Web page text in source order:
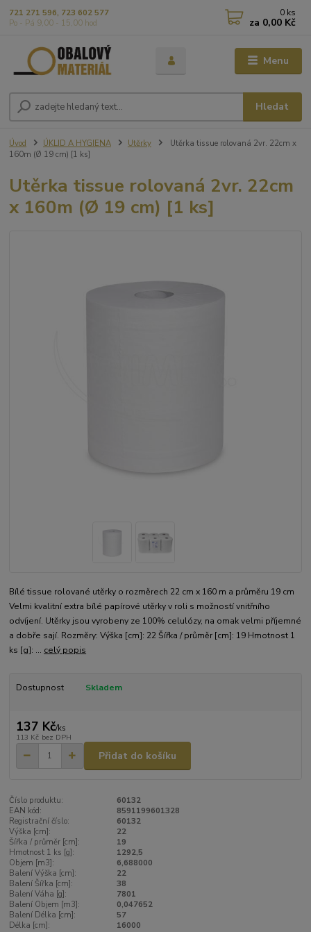
Menu
Hledat
721 271 596, 723 602 577
Po - Pá 9,00 - 15,00 hod
0 ks
za 0,00 Kč
Úvod ÚKLID A HYGIENA Utěrky
Utěrka tissue rolovaná 2vr. 22cm x
160m (Ø 19 cm) [1 ks]
Utěrka tissue rolovaná 2vr. 22cm
x 160m (Ø 19 cm) [1 ks]
Bílé tissue rolované utěrky o rozměrech 22 cm x 160 m a průměru 19 cm
Velmi kvalitní extra bílé papírové utěrky v roli s možností vnitřního
odvíjení. Utěrky jsou vyrobeny ze 100% celulózy, na omak velmi příjemné
a dobře sají. Rozměry: Výška [cm]: 22 Šířka / průměr [cm]: 19 Hmotnost 1
ks [g]: ... celý popis
Dostupnost Skladem
137 Kč/ks
113 Kč bez DPH
Přidat do košíku
Číslo produktu:
60132
EAN kód:
8591199601328
Registrační číslo:
60132
Výška [cm]:
22
Šířka / průměr [cm]:
19
Hmotnost 1 ks [g]:
1292,5
Objem [m3]:
6,688000
Balení Výška [cm]:
22
Balení Šířka [cm]:
38
Balení Váha [g]:
7801
Balení Objem [m3]:
0,047652
Balení Délka [cm]:
57
Délka [cm]:
16000